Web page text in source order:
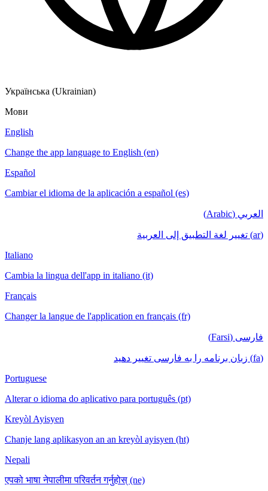
Українська (Ukrainian)
Мови
English
Change the app language to English (en)
Español
Cambiar el idioma de la aplicación a español (es)
العربي (Arabic)
(ar) تغيير لغة التطبيق إلى العربية
Italiano
Cambia la lingua dell'app in italiano (it)
Français
Changer la langue de l'application en français (fr)
فارسی (Farsi)
(fa) زبان برنامه را به فارسی تغییر دهید
Portuguese
Alterar o idioma do aplicativo para português (pt)
Kreyòl Ayisyen
Chanje lang aplikasyon an an kreyòl ayisyen (ht)
Nepali
एपको भाषा नेपालीमा परिवर्तन गर्नुहोस् (ne)